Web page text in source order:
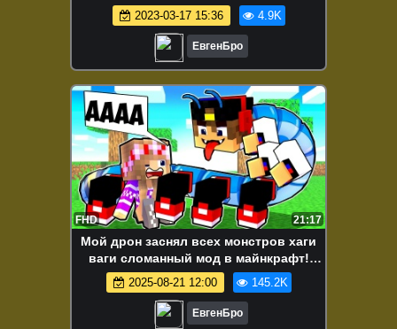
МАЙНКРАФТ ВЫЖИВАНИЕ MINECRAFT
2023-03-17 15:36 4.9K
ЕвгенБро
FHD 21:17
Мой дрон заснял всех монстров хаги
ваги сломанный мод в майнкрафт!
девушка новичок видео minecraft
2025-08-21 12:00 145.2K
ЕвгенБро